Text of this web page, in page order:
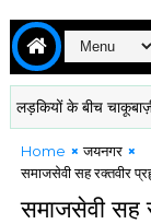
के बीच चाकूबाज़ी :
Home
जयनगर
समाजसेवी सह रक्तवीर
समाजसेवी सह